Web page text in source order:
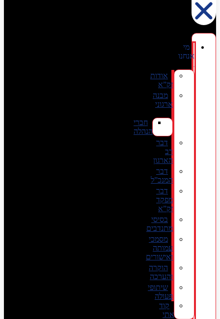
מי
אנחנו
אודות
זק”א
מבנה
ארגוני
חברי
הנהלה
דבר
רב
הארגון
דבר
המנכ”ל
דבר
מפקד
זק”א
בסיסי
מתנדבים
מסמכי
עמותה
ואישורים
הוקרה
והערכה
שיתופי
פעולה
קוד
אתי